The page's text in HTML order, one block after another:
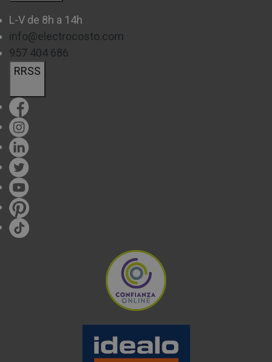
L-V de 8h a 14h
info@electrocosto.com
957 404 686
RRSS